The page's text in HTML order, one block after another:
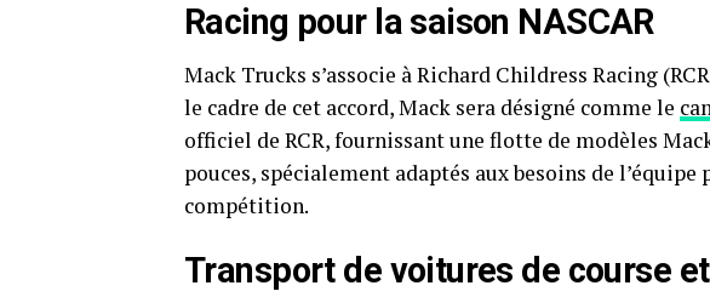
Racing pour la saison NASCAR
Mack Trucks s’associe à Richard Childress Racing
le cadre de cet accord, Mack sera désigné comme le
officiel de RCR, fournissant une flotte de modèles
pouces, spécialement adaptés aux besoins de
compétition.
Transport de voitures de course